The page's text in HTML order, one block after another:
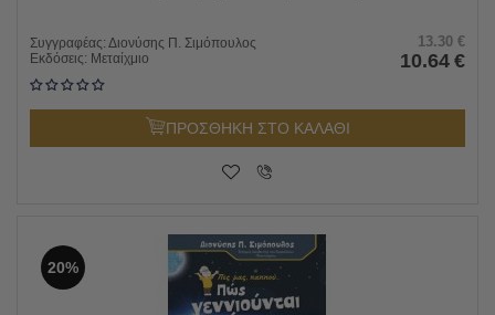
Συγγραφέας: Διονύσης Π. Σιμόπουλος
Εκδόσεις: Μεταίχμιο
13.30 €
10.64 €
ΠΡΟΣΘΗΚΗ ΣΤΟ ΚΑΛΑΘΙ
20%